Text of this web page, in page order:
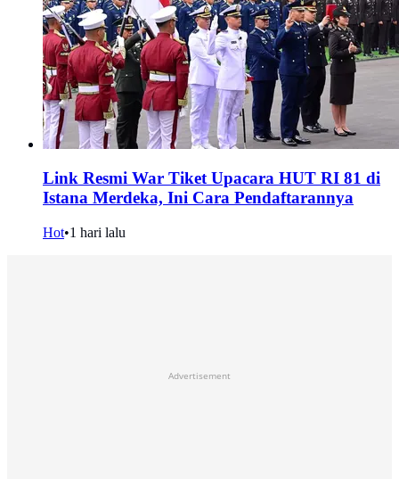
Link Resmi War Tiket Upacara HUT RI 81 di
Istana Merdeka, Ini Cara Pendaftarannya
Hot•1 hari lalu
Advertisement